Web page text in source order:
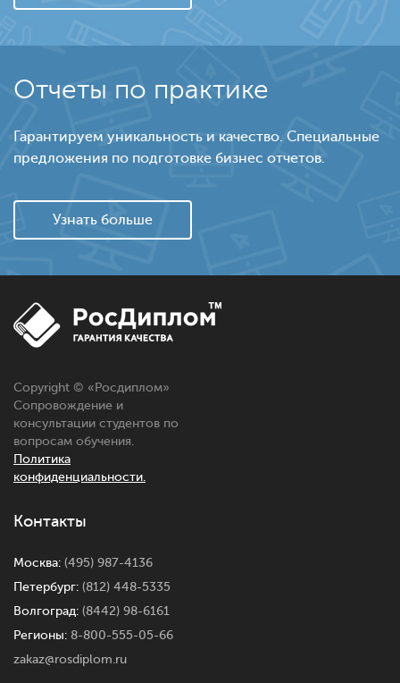
Отчеты по практике
Гарантируем уникальность и качество. Специальные
предложения по подготовке бизнес отчетов.
Узнать больше
Copyright © « Росдиплом»
Сопровождение и
консультации студентов по
вопросам обучения.
Политика
конфиденциальности.
Контакты
Москва: (495) 987-4136
Петербург: (812) 448-5335
Волгоград: (8442) 98-6161
Регионы: 8-800-555-05-66
zakaz@rosdiplom.ru